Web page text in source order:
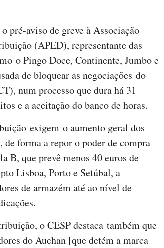
pré-aviso de greve à Associação
(APED), representante das
o Pingo Doce, Continente, Jumbo e
de bloquear as negociações do
num processo que dura há 31
e a aceitação do banco de horas.
exigem o aumento geral dos
forma a repor o poder de compra
B, que prevê menos 40 euros de
Lisboa, Porto e Setúbal, a
de armazém até ao nível de
o CESP destaca também que
do Auchan [que detém a marca